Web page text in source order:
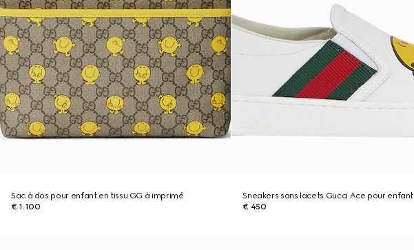
Sac à dos pour enfant en tissu GG à imprimé
€ 1.100
Sneakers sans lacets Gucci Ace pour enfant
€ 450